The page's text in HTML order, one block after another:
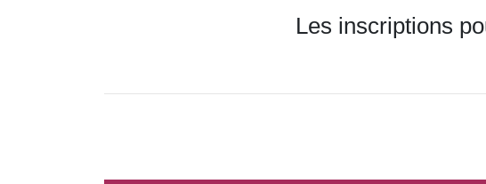
Les inscriptions